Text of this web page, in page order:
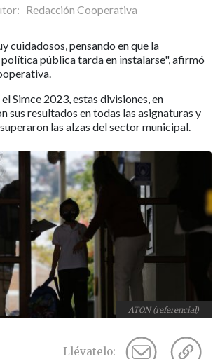
Redacción Cooperativa
cuidadosos, pensando en que la
pública tarda en instalarse", afirmó
Simce 2023, estas divisiones, en
sus resultados en todas las asignaturas y
las alzas del sector municipal.
ATON (referencial)
Llévatelo: